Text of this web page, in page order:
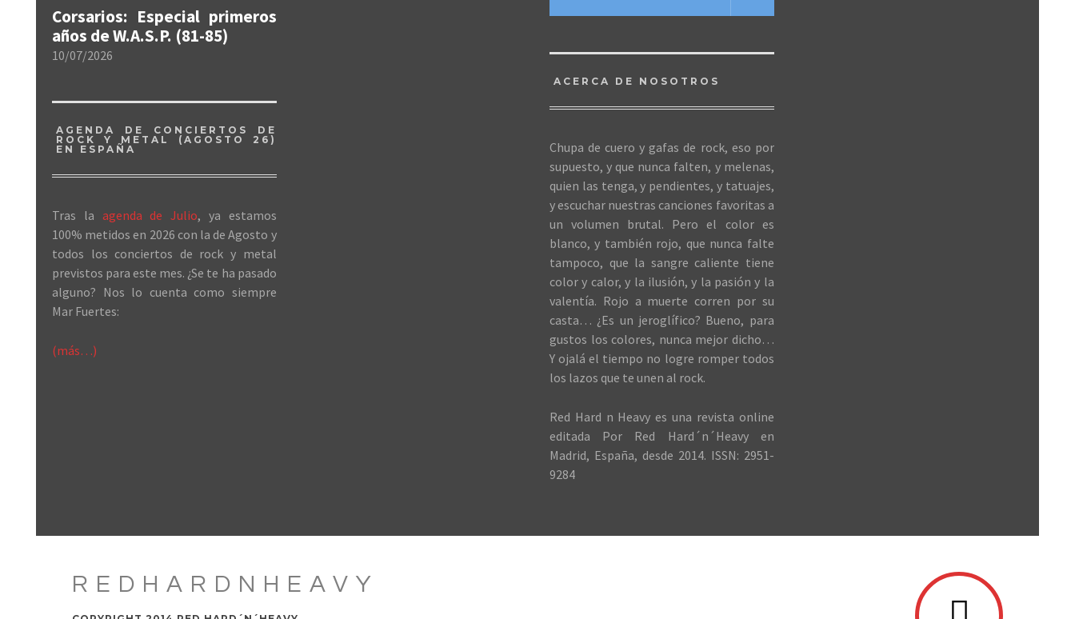
Corsarios: Especial primeros
años de W.A.S.P. (81-85)
10/07/2026
AGENDA DE CONCIERTOS DE
ROCK Y METAL (AGOSTO 26)
EN ESPAÑA
Tras la agenda de Julio, ya estamos
100% metidos en 2026 con la de Agosto y
todos los conciertos de rock y metal
previstos para este mes. ¿Se te ha pasado
alguno? Nos lo cuenta como siempre
Mar Fuertes:
(más…)
ACERCA DE NOSOTROS
Chupa de cuero y gafas de rock, eso por
supuesto, y que nunca falten, y melenas,
quien las tenga, y pendientes, y tatuajes,
y escuchar nuestras canciones favoritas a
un volumen brutal. Pero el color es
blanco, y también rojo, que nunca falte
tampoco, que la sangre caliente tiene
color y calor, y la ilusión, y la pasión y la
valentía. Rojo a muerte corren por su
casta… ¿Es un jeroglífico? Bueno, para
gustos los colores, nunca mejor dicho…
Y ojalá el tiempo no logre romper todos
los lazos que te unen al rock.
Red Hard n Heavy es una revista online
editada Por Red Hard´n´Heavy en
Madrid, España, desde 2014. ISSN: 2951-
9284
REDHARDNHEAVY